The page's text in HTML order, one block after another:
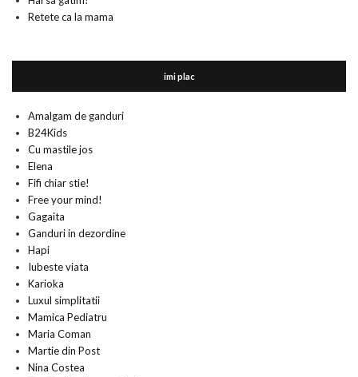
Retete ca la mama
imi plac
Amalgam de ganduri
B24Kids
Cu mastile jos
Elena
Fifi chiar stie!
Free your mind!
Gagaita
Ganduri in dezordine
Hapi
Iubeste viata
Karioka
Luxul simplitatii
Mamica Pediatru
Maria Coman
Martie din Post
Nina Costea